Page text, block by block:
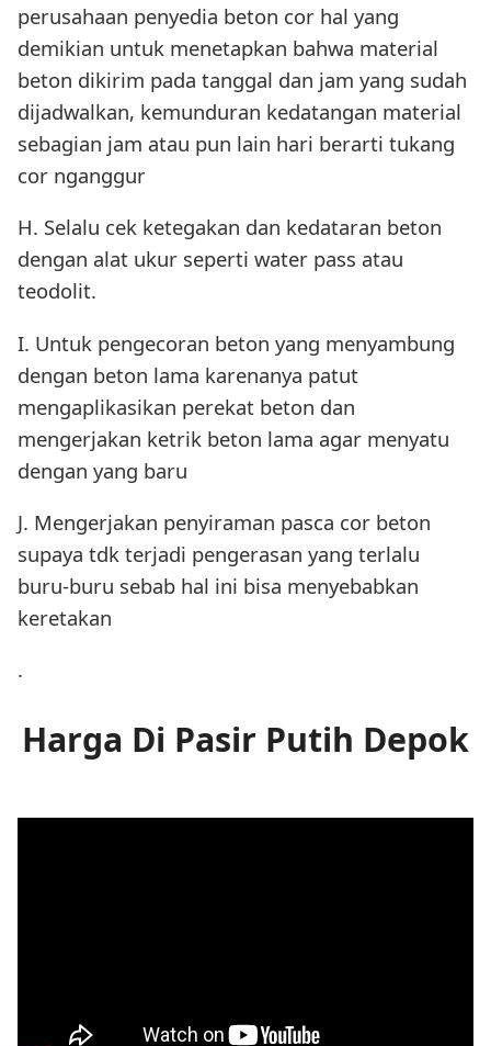
perusahaan penyedia beton cor hal yang
demikian untuk menetapkan bahwa material
beton dikirim pada tanggal dan jam yang sudah
dijadwalkan, kemunduran kedatangan material
sebagian jam atau pun lain hari berarti tukang
cor nganggur
H. Selalu cek ketegakan dan kedataran beton
dengan alat ukur seperti water pass atau
teodolit.
I. Untuk pengecoran beton yang menyambung
dengan beton lama karenanya patut
mengaplikasikan perekat beton dan
mengerjakan ketrik beton lama agar menyatu
dengan yang baru
J. Mengerjakan penyiraman pasca cor beton
supaya tdk terjadi pengerasan yang terlalu
buru-buru sebab hal ini bisa menyebabkan
keretakan
.
Harga Di Pasir Putih Depok